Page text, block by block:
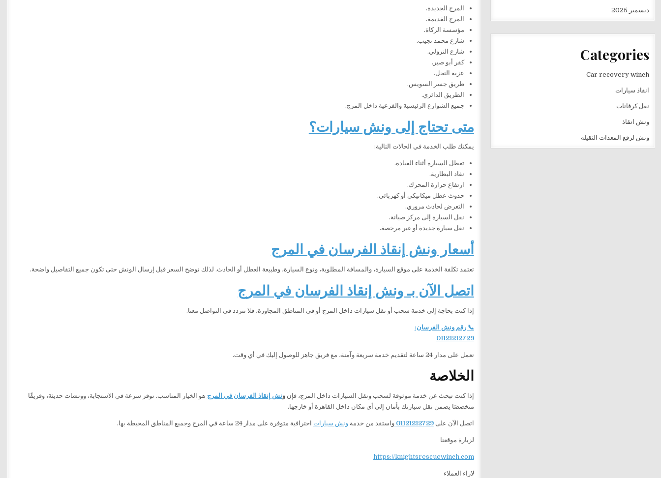
المرج الجديدة.
المرج القديمة.
مؤسسة الزكاة.
شارع محمد نجيب.
شارع الترولي.
كفر أبو صير.
عزبة النخل.
طريق جسر السويس.
الطريق الدائري.
جميع الشوارع الرئيسية والفرعية داخل المرج.
متى تحتاج إلى ونش سيارات؟
يمكنك طلب الخدمة في الحالات التالية:
تعطل السيارة أثناء القيادة.
نفاد البطارية.
ارتفاع حرارة المحرك.
حدوث عطل ميكانيكي أو كهربائي.
التعرض لحادث مروري.
نقل السيارة إلى مركز صيانة.
نقل سيارة جديدة أو غير مرخصة.
أسعار ونش إنقاذ الفرسان في المرج
تعتمد تكلفة الخدمة على موقع السيارة، والمسافة المطلوبة، ونوع السيارة، وطبيعة العطل أو الحادث. لذلك نوضح السعر قبل إرسال الونش حتى تكون جميع التفاصيل واضحة.
اتصل الآن بـ ونش إنقاذ الفرسان في المرج
إذا كنت بحاجة إلى خدمة سحب أو نقل سيارات داخل المرج أو في المناطق المجاورة، فلا تتردد في التواصل معنا.
📞 رقم ونش الفرسان:
01121212729
نعمل على مدار 24 ساعة لتقديم خدمة سريعة وآمنة، مع فريق جاهز للوصول إليك في أي وقت.
الخلاصة
إذا كنت تبحث عن خدمة موثوقة لسحب ونقل السيارات داخل المرج، فإنونش إنقاذ الفرسان في المرج هو الخيار المناسب. نوفر سرعة في الاستجابة، وونشات حديثة، وفريقًا
متخصصًا يضمن نقل سيارتك بأمان إلى أي مكان داخل القاهرة أو خارجها.
اتصل الآن على01121212729 واستفد من خدمةونش سيارات احترافية متوفرة على مدار 24 ساعة في المرج وجميع المناطق المحيطة بها.
لزيارة موقعنا
https://knightsrescuewinch.com
لاراء العملاء
ديسمبر 2025
Categories
Car recovery winch
انقاذ سيارات
نقل كرفانات
ونش انقاذ
ونش لرفع المعدات الثقيله